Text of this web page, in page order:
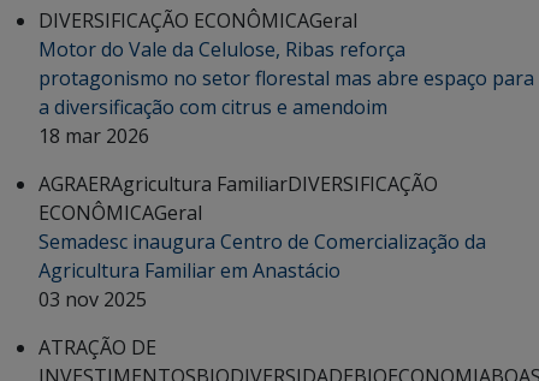
DIVERSIFICAÇÃO ECONÔMICAGeral
Motor do Vale da Celulose, Ribas reforça
protagonismo no setor florestal mas abre espaço para
a diversificação com citrus e amendoim
18 mar 2026
AGRAERAgricultura FamiliarDIVERSIFICAÇÃO
ECONÔMICAGeral
Semadesc inaugura Centro de Comercialização da
Agricultura Familiar em Anastácio
03 nov 2025
ATRAÇÃO DE